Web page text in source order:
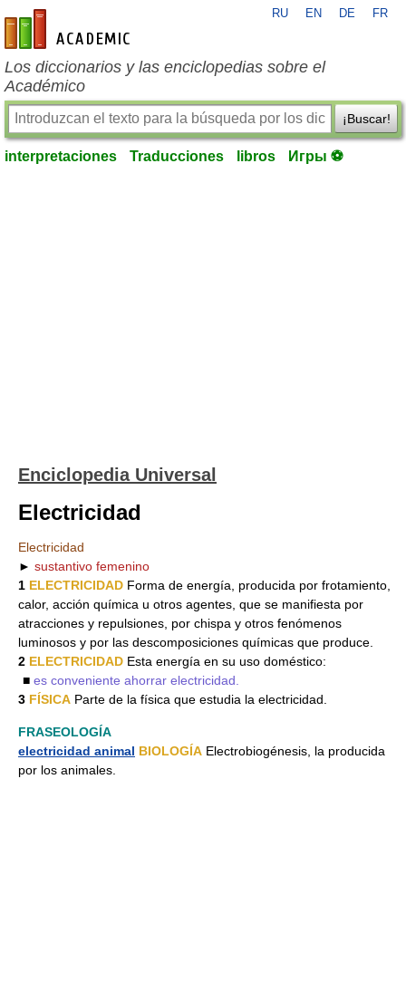
es-academic.com
RU EN DE FR
Los diccionarios y las enciclopedias sobre el
Académico
¡Buscar!
interpretaciones Traducciones libros Игры ⚽
Enciclopedia Universal
Electricidad
Electricidad
► sustantivo femenino
1 ELECTRICIDAD Forma de energía, producida por frotamiento,
calor, acción química u otros agentes, que se manifiesta por
atracciones y repulsiones, por chispa y otros fenómenos
luminosos y por las descomposiciones químicas que produce.
2 ELECTRICIDAD Esta energía en su uso doméstico:
■ es conveniente ahorrar electricidad.
3 FÍSICA Parte de la física que estudia la electricidad.
FRASEOLOGÍA
electricidad animal BIOLOGÍA Electrobiogénesis, la producida
por los animales.